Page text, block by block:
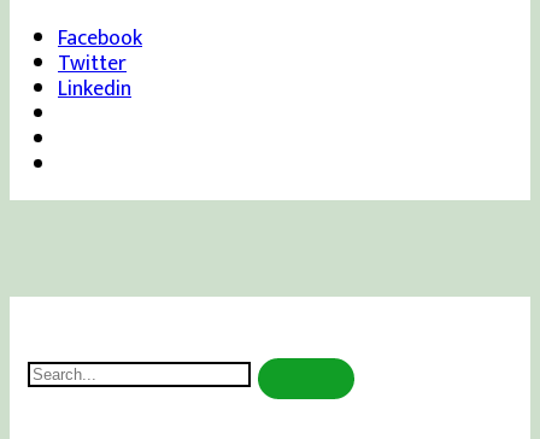
Facebook
Twitter
Linkedin
Search
for: